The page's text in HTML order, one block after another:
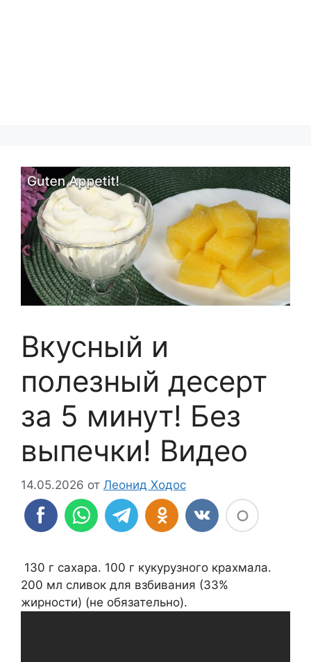
Вкусный и
полезный десерт
за 5 минут! Без
выпечки! Видео
14.05.2026 от Леонид Ходос
130 г сахара. 100 г кукурузного крахмала.
200 мл сливок для взбивания (33%
жирности) (не обязательно).